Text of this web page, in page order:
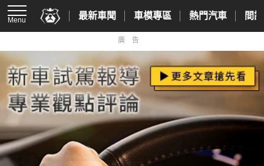
Menu 最新車聞 車模專區 熱門汽車 間
廣告